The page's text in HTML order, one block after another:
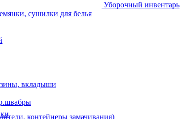
Уборочный инвентарь
сушилки для белья
вкладыши
контейнеры замачивания)